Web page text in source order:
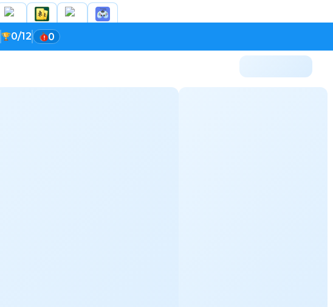
0/12 0